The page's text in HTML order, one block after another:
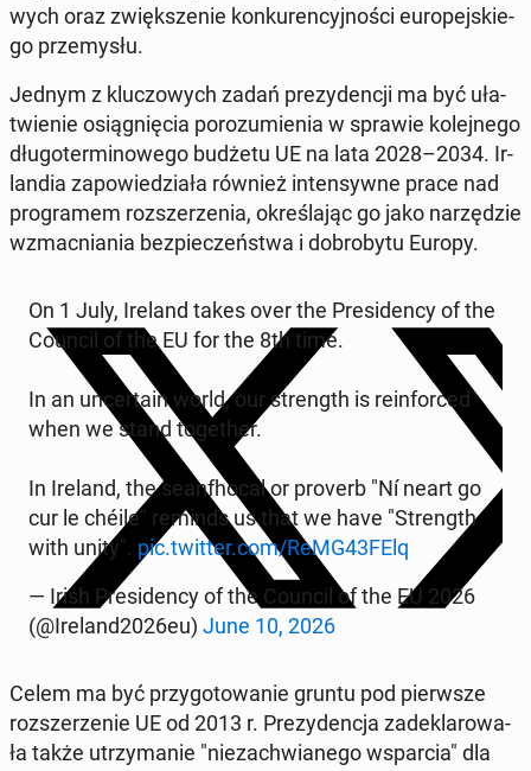
wych oraz zwięk­sze­nie kon­ku­ren­cyj­no­ści eu­ro­pej­skie­
go prze­my­słu.
Jednym z klu­czo­wych zadań pre­zy­den­cji ma być uła­
twie­nie osią­gnię­cia po­ro­zu­mie­nia w sprawie ko­lej­ne­go
dłu­go­ter­mi­no­we­go budżetu UE na lata 2028–2034. Ir­
lan­dia za­po­wie­dzia­ła również in­ten­syw­ne prace nad
pro­gra­mem roz­sze­rze­nia, okre­śla­jąc go jako na­rzę­dzie
wzmac­nia­nia bez­pie­czeń­stwa i do­bro­by­tu Europy.
On 1 July, Ireland takes over the Pre­si­den­cy of the
Council of the EU for the 8th time.
In an un­cer­ta­in world, our strength is re­in­for­ced
when we stand to­ge­ther.
In Ireland, the se­an­fho­cal or proverb "Ní neart go
cur le chéile" reminds us that we have "Strength
with unity". pic.twitter.com/ReMG43FElq
— Irish Pre­si­den­cy of the Council of the EU 2026
(@Ireland2026eu) June 10, 2026
Celem ma być przy­go­to­wa­nie gruntu pod pierw­sze
roz­sze­rze­nie UE od 2013 r. Pre­zy­den­cja za­de­kla­ro­wa­
ła także utrzy­ma­nie "nie­za­chwia­ne­go wspar­cia" dla